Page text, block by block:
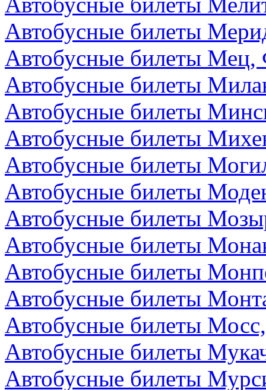
Автобусные билеты
Автобусные билеты Мец,
Автобусные билеты
Автобусные билеты
Автобусные билеты
Автобусные билеты
Автобусные билеты
Автобусные билеты
Автобусные билеты
Автобусные билеты
Автобусные билеты
Автобусные билеты
Автобусные билеты
Автобусные билеты